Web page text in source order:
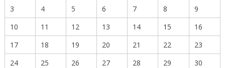
3
4 5 6 7 8
9
10
11 12 13 14 15
16
17
18 19 20 21 22
23
24
25 26 27 28 29
30